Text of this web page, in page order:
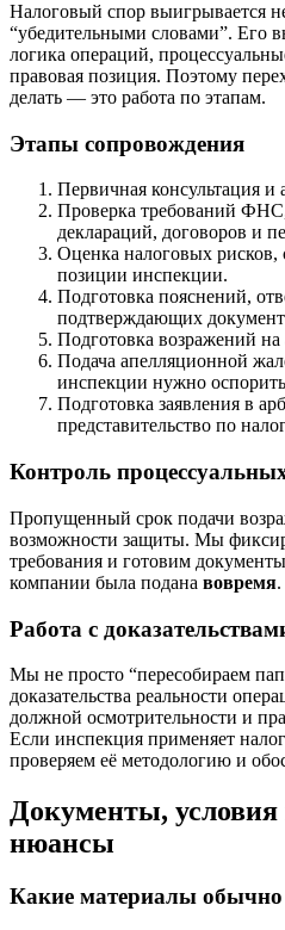
Налоговый спор выигрывается
“убедительными словами”. Его
логика операций,
правовая позиция. Поэтому
делать — это работа по этапам.
Этапы сопровождения
Первичная консультация и
Проверка требований
деклараций, договоров и
Оценка налоговых рисков,
позиции инспекции.
Подготовка пояснений,
подтверждающих
Подготовка возражений
Подача апелляционной
инспекции нужно
Подготовка заявления в
представительство по
Контроль
Пропущенный срок подачи
возможности защиты. Мы
требования и готовим
компании была подана вовремя.
Работа с
Мы не просто “пересобираем
доказательства реальности
должной осмотрительности и
Если инспекция применяет
проверяем её методологию и
Документы,
нюансы
Какие материалы